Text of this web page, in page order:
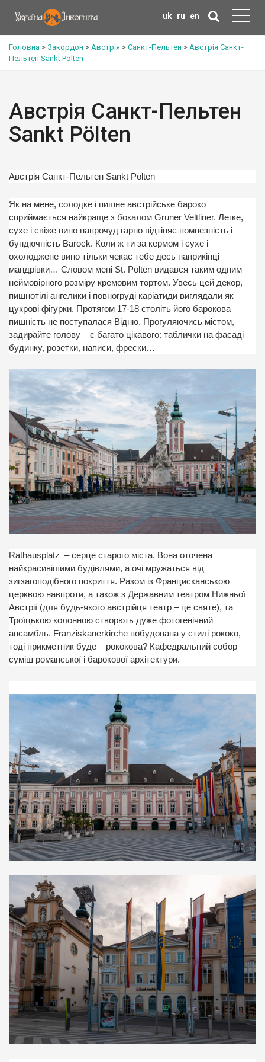
uk ru en
Головна > Закордон > Австрія > Санкт-Пельтен > Австрія Санкт-
Пельтен Sankt Pölten
Австрія Санкт-Пельтен
Sankt Pölten
Австрія Санкт-Пельтен Sankt Pölten
Як на мене, солодке і пишне австрійське бароко
сприймається найкраще з бокалом Gruner Veltliner. Легке,
сухе і свіже вино напрочуд гарно відтіняє помпезність і
бундючність Barock. Коли ж ти за кермом і сухе і
охолоджене вино тільки чекає тебе десь наприкінці
мандрівки… Словом мені St. Polten видався таким одним
неймовірного розміру кремовим тортом. Увесь цей декор,
пишнотілі ангелики і повногруді каріатиди виглядали як
цукрові фігурки. Протягом 17-18 століть його барокова
пишність не поступалася Відню. Прогуляючись містом,
задирайте голову – є багато цікавого: таблички на фасаді
будинку, розетки, написи, фрески…
Rathausplatz – серце старого міста. Вона оточена
найкрасивішими будівлями, а очі мружаться від
зигзагоподібного покриття. Разом із Францисканською
церквою навпроти, а також з Державним театром Нижньої
Австрії (для будь-якого австрійця театр – це святе), та
Троїцькою колонною створють дуже фотогенічний
ансамбль. Franziskanerkirche побудована у стилі рококо,
тоді прикметник буде – рококова? Кафедральний собор
суміш романської і барокової архітектури.